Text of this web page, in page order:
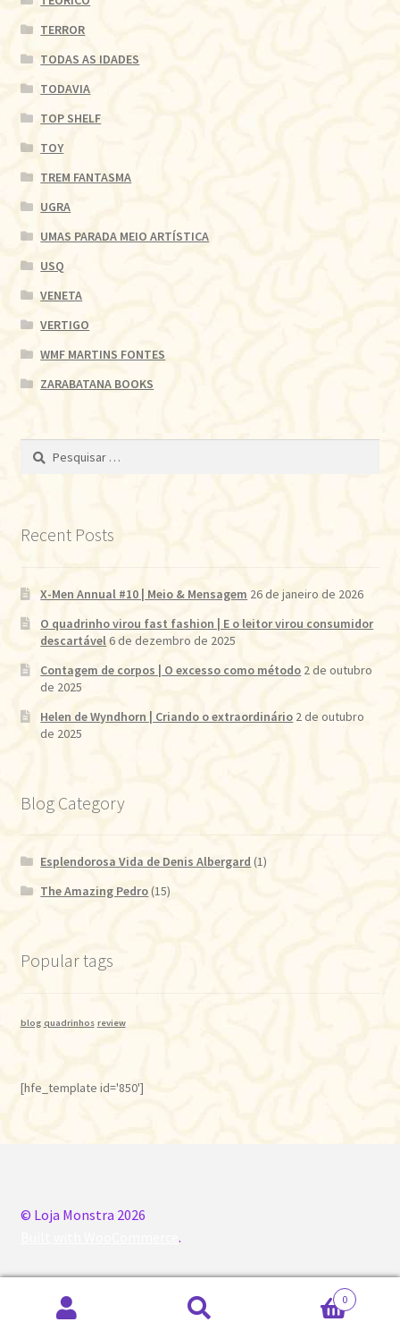
TERROR
TODAS AS IDADES
TODAVIA
TOP SHELF
TOY
TREM FANTASMA
UGRA
UMAS PARADA MEIO ARTÍSTICA
USQ
VENETA
VERTIGO
WMF MARTINS FONTES
ZARABATANA BOOKS
Pesquisar
Recent Posts
X-Men Annual #10 | Meio & Mensagem 26 de janeiro de 2026
O quadrinho virou fast fashion | E o leitor virou consumidor
descartável6 de dezembro de 2025
Contagem de corpos | O excesso como método 2 de outubro
de 2025
Helen de Wyndhorn | Criando o extraordinário 2 de outubro
de 2025
Blog Category
Esplendorosa Vida de Denis Albergard (1)
The Amazing Pedro (15)
Popular tags
blog quadrinhos review
[hfe_template id='850']
© Loja Monstra 2026
.
0